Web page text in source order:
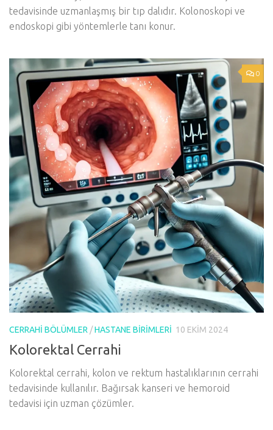
tedavisinde uzmanlaşmış bir tıp dalıdır. Kolonoskopi ve
endoskopi gibi yöntemlerle tanı konur.
0
CERRAHI BÖLÜMLER /HASTANE BIRIMLERI 10 EKIM 2024
Kolorektal Cerrahi
Kolorektal cerrahi, kolon ve rektum hastalıklarının cerrahi
tedavisinde kullanılır. Bağırsak kanseri ve hemoroid
tedavisi için uzman çözümler.